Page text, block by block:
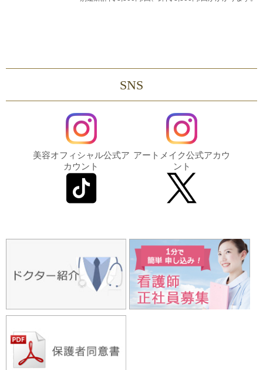
SNS
美容オフィシャル公式ア
カウント
アートメイク公式アカウ
ント